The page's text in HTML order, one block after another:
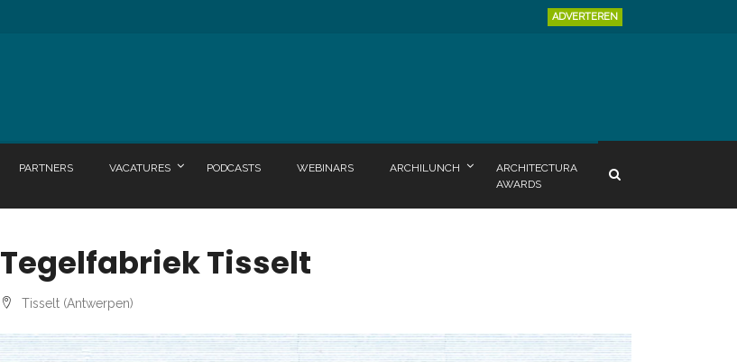
ADVERTEREN
PARTNERS VACATURES PODCASTS WEBINARS ARCHILUNCH
ARCHITECTURA
AWARDS
Tegelfabriek Tisselt
Tisselt (Antwerpen)